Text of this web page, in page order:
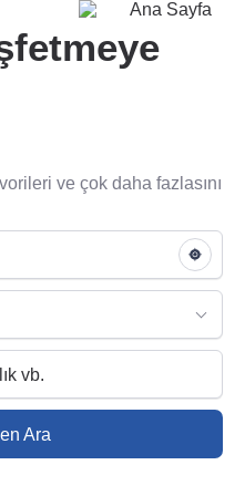
ve çok daha fazlasını
Ara